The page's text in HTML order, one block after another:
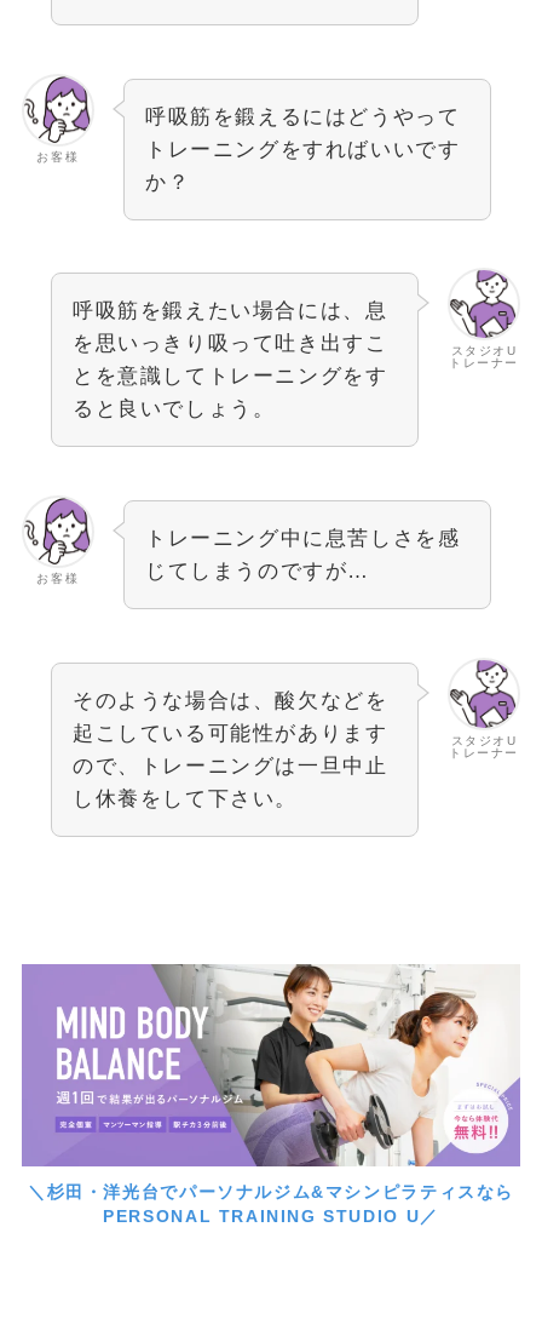
お客様
呼吸筋を鍛えるにはどうやって
トレーニングをすればいいです
か？
スタジオU
トレーナー
呼吸筋を鍛えたい場合には、息
を思いっきり吸って吐き出すこ
とを意識してトレーニングをす
ると良いでしょう。
お客様
トレーニング中に息苦しさを感
じてしまうのですが…
スタジオU
トレーナー
そのような場合は、酸欠などを
起こしている可能性があります
ので、トレーニングは一旦中止
し休養をして下さい。
＼杉田・洋光台でパーソナルジム&マシンピラティスなら
PERSONAL TRAINING STUDIO U／